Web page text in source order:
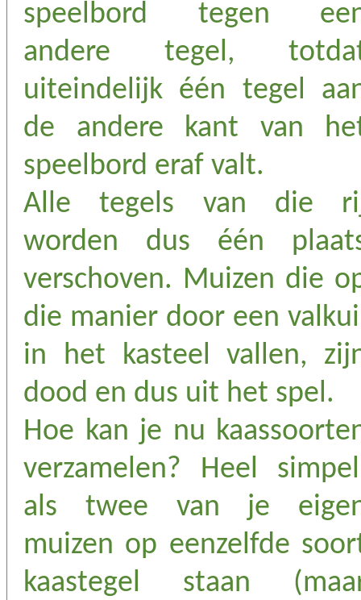
speelbord tegen
andere tegel,
uiteindelijk één tegel
de andere kant van
speelbord eraf valt.
Alle tegels van die
worden dus één
verschoven. Muizen die
die manier door een
in het kasteel vallen,
dood en dus uit het spel.
Hoe kan je nu
verzamelen? Heel
als twee van je
muizen op eenzelfde
kaastegel staan